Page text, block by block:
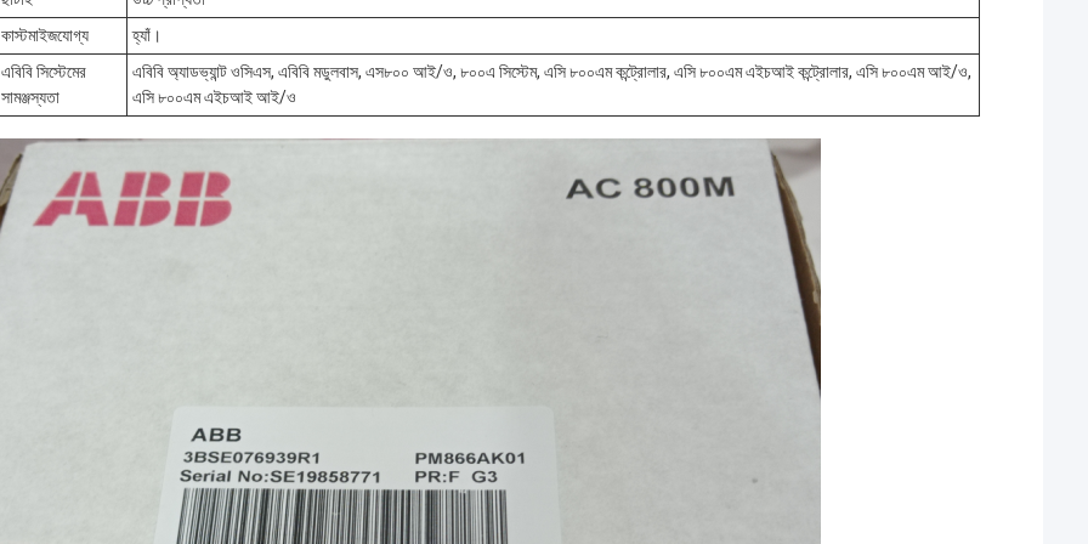
কাস্টমাইজযোগ্য
হ্যাঁ।
এবিবি সিস্টেমের
সামঞ্জস্যতা
এবিবি অ্যাডভ্যান্ট ওসিএস, এবিবি মডুলবাস, এস৮০০ আই/ও, ৮০০এ সিস্টেম, এসি ৮০০এম কন্ট্রোলার, এসি ৮০০এম এইচআই কন্ট্রোলার, এসি ৮০০এম আই/ও,
এসি ৮০০এম এইচআই আই/ও